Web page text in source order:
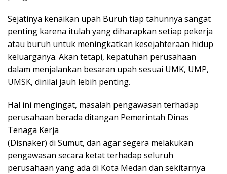
Sejatinya kenaikan upah Buruh tiap tahunnya sangat
penting karena itulah yang diharapkan setiap pekerja
atau buruh untuk meningkatkan kesejahteraan hidup
keluarganya. Akan tetapi, kepatuhan perusahaan
dalam menjalankan besaran upah sesuai UMK, UMP,
UMSK, dinilai jauh lebih penting.
Hal ini mengingat, masalah pengawasan terhadap
perusahaan berada ditangan Pemerintah Dinas
Tenaga Kerja
(Disnaker) di Sumut, dan agar segera melakukan
pengawasan secara ketat terhadap seluruh
perusahaan yang ada di Kota Medan dan sekitarnya